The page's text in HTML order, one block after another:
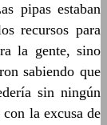
pipas estaban
recursos para
la gente, sino
sabiendo que
sin ningún
la excusa de